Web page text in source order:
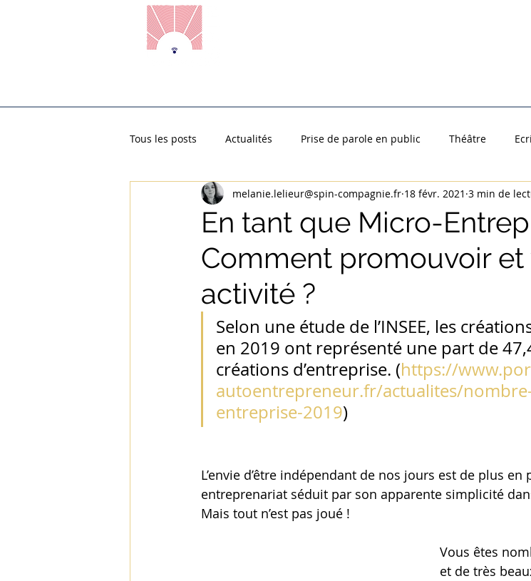
Tous les posts Actualités Prise de parole en public Théâtre
Grand oral Examens Les Chroniques de Seb
En tant que Micro-
Comment promouvoir et
activité ?
melanie.lelieur@spin-compagnie.fr 18 févr. 2021 3 min de
Selon une étude de l’INSEE, les
en 2019 ont représenté une part de
créations d’entreprise. (https://
autoentrepreneur.fr/actualites/
entreprise-2019)
L’envie d’être indépendant de nos jours est de plus en
entreprenariat séduit par son apparente simplicité
Mais tout n’est pas joué !
Vous êtes
et de très